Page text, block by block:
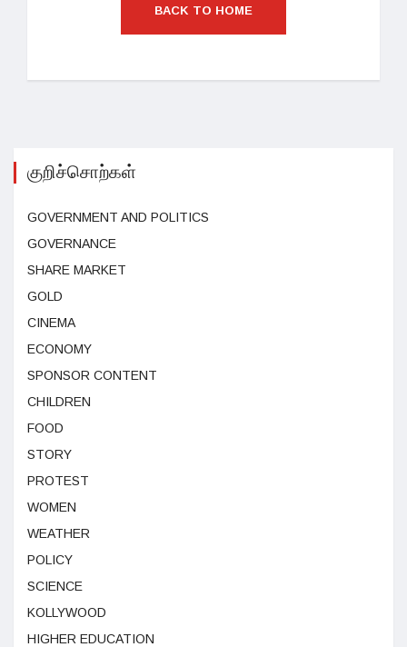
BACK TO HOME
குறிச்சொற்கள்
GOVERNMENT AND POLITICS
GOVERNANCE
SHARE MARKET
GOLD
CINEMA
ECONOMY
SPONSOR CONTENT
CHILDREN
FOOD
STORY
PROTEST
WOMEN
WEATHER
POLICY
SCIENCE
KOLLYWOOD
HIGHER EDUCATION